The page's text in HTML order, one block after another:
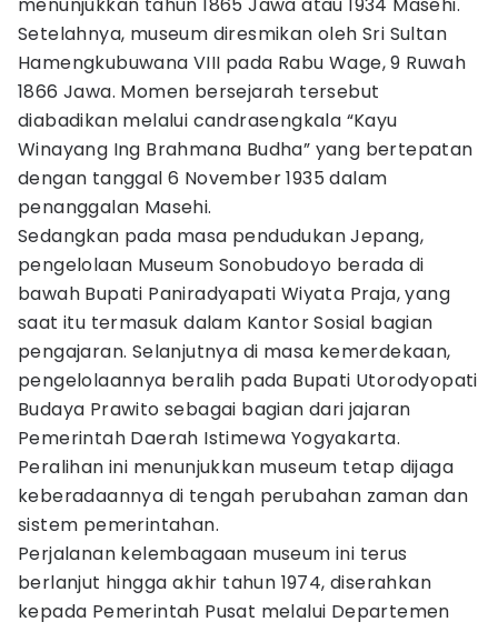
Setelahnya, museum diresmikan oleh Sri Sultan
Hamengkubuwana VIII pada Rabu Wage, 9 Ruwah
1866 Jawa. Momen bersejarah tersebut
diabadikan melalui candrasengkala “Kayu
Winayang Ing Brahmana Budha” yang bertepatan
dengan tanggal 6 November 1935 dalam
penanggalan Masehi.
Sedangkan pada masa pendudukan Jepang,
pengelolaan Museum Sonobudoyo berada di
bawah Bupati Paniradyapati Wiyata Praja, yang
saat itu termasuk dalam Kantor Sosial bagian
pengajaran. Selanjutnya di masa kemerdekaan,
pengelolaannya beralih pada Bupati Utorodyopati
Budaya Prawito sebagai bagian dari jajaran
Pemerintah Daerah Istimewa Yogyakarta.
Peralihan ini menunjukkan museum tetap dijaga
keberadaannya di tengah perubahan zaman dan
sistem pemerintahan.
Perjalanan kelembagaan museum ini terus
berlanjut hingga akhir tahun 1974, diserahkan
kepada Pemerintah Pusat melalui Departemen